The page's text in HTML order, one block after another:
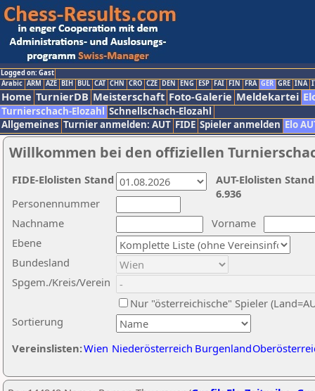
Logged on: Gast
Arabic ARM AZE BIH BUL CAT CHN CRO CZE DEN ENG ESP FAI FIN FRA GER GRE INA
Home TurnierDB Meisterschaft Foto-Galerie Meldekartei
Turnierschach-Elozahl Schnellschach-Elozahl
Allgemeines Turnier anmelden: AUT FIDE Spieler anmelden Elo
Willkommen bei den offiziellen
Nachname
Vorname
Ebene
Sortierung
Personennummer
Bundesland
Spgem./Kreis/Verein
Nur "österreichische" Spieler
Vereinslisten:Wien Niederösterreich Burgenland
AUT-Elolisten
6.936
FIDE-Elolisten Stand